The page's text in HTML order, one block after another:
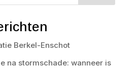
Berkel-Enschot
na stormschade: wanneer is